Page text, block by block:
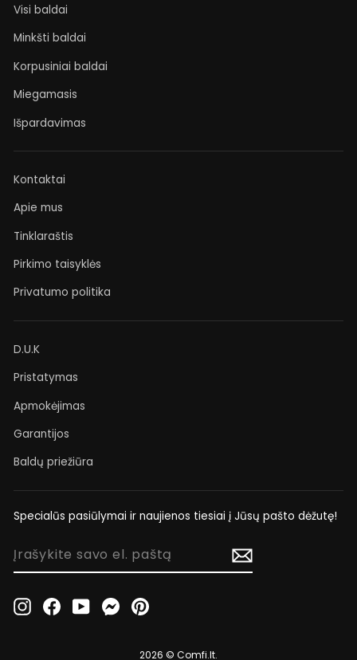
Visi baldai
Minkšti baldai
Korpusiniai baldai
Miegamasis
Išpardavimas
Kontaktai
Apie mus
Tinklaraštis
Pirkimo taisyklės
Privatumo politika
D.U.K
Pristatymas
Apmokėjimas
Garantijos
Baldų priežiūra
Specialūs pasiūlymai ir naujienos tiesiai į Jūsų pašto dėžutę!
ĮRAŠYKITE
PAŠTĄInstagramFacebookYouTubeMessenger
2026 © Comfi.lt.